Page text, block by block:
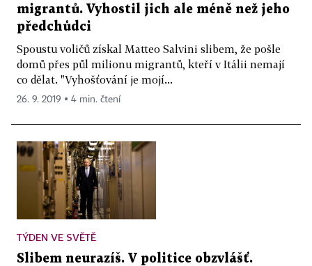
migrantů. Vyhostil jich ale méně než jeho
předchůdci
Spoustu voličů získal Mat­teo Salvini slibem, že pošle
domů přes půl milionu migrantů, kteří v Itálii nemají
co dělat. "Vyhošťování je mojí...
26. 9. 2019 ▪ 4 min. čtení
TÝDEN VE SVĚTĚ
Slibem neurazíš. V politice obzvlášť.